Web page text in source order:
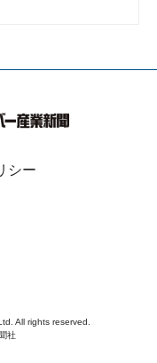
シー
All rights reserved.
社